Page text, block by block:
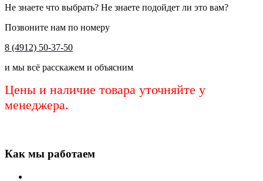
Не знаете что выбрать? Не знаете подойдет ли это вам?
Позвоните нам по номеру
8 (4912) 50-37-50
и мы всё расскажем и объясним
Цены и наличие товара уточняйте у
менеджера.
Как мы работаем